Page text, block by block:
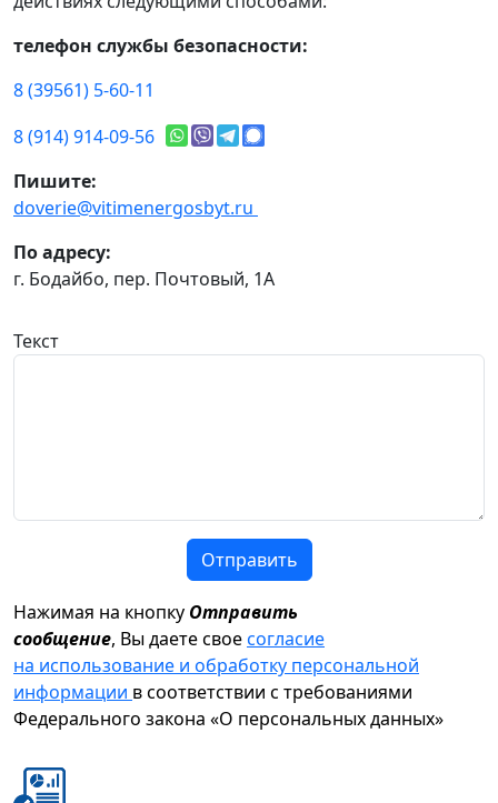
телефон службы безопасности:
8 (39561) 5-60-11
8 (914) 914-09-56
Пишите:
doverie@vitimenergosbyt.ru
По адресу:
г. Бодайбо, пер. Почтовый, 1А
Текст
Отправить
Нажимая на кнопку Отправить
сообщение, Вы даете своесогласие
на использование и обработку персональной
информации в соответствии с требованиями
Федерального закона «О персональных данных»